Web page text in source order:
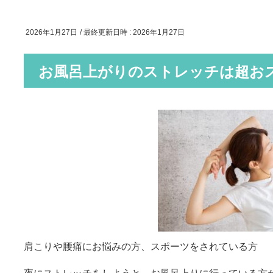
2026年1月27日 / 最終更新日時 : 2026年1月27日
お風呂上がりのストレッチは超お
肩こりや腰痛にお悩みの方、スポーツをされている方